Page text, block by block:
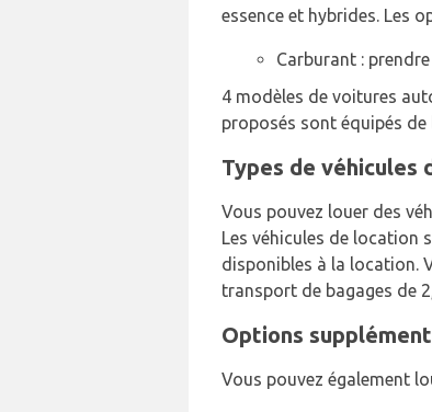
essence et hybrides. Les
Carburant :
4 modèles de voitures
proposés sont équipés
Types de véhicules
Vous pouvez louer des
Les véhicules de location
disponibles à la location.
transport de bagages de
Options
Vous pouvez également